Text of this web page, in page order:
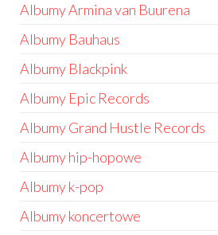
Albumy Armina van Buurena
Albumy Bauhaus
Albumy Blackpink
Albumy Epic Records
Albumy Grand Hustle Records
Albumy hip-hopowe
Albumy k-pop
Albumy koncertowe